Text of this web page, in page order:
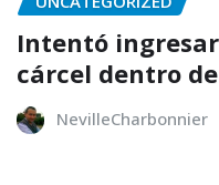
Intentó
cárcel dentro
NevilleCharbonnier